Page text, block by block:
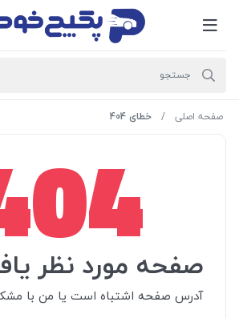
صفحه اصلی خطای 404
صفحه مورد نظر
آدرس صفحه اشتباه است یا من با